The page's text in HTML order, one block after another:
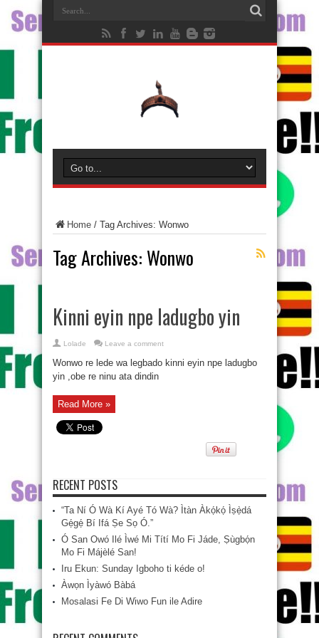
Home / Tag Archives: Wonwo
Tag Archives: Wonwo
Kinni eyin npe ladugbo yin
Lolade Leave a comment
Wonwo re lede wa legbado kinni eyin npe ladugbo
yin ,obe re ninu ata dindin
Read More »
RECENT POSTS
“Ta Ní Ó Wà Kí Ayé Tó Wà? Ìtàn Àkọ́kọ́ Ìṣẹ̀dá
Gẹ́gẹ́ Bí Ifá Ṣe Sọ Ó.”
Ó San Owó Ilé Ìwé Mi Títí Mo Fi Jáde, Ṣùgbọ́n
Mo Fi Májèlé San!
Iru Ekun: Sunday Igboho ti kéde o!
Àwọn Ìyàwó Bàbá
Mosalasi Fe Di Wiwo Fun ile Adire